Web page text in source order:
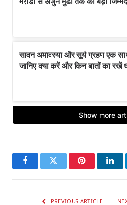
FacebookTwitter Pinterest
PREVIOUS ARTICLE